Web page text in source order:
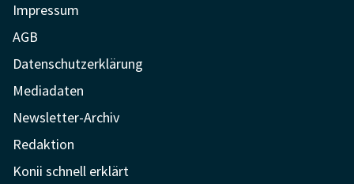
Impressum
AGB
Datenschutzerklärung
Mediadaten
Newsletter-Archiv
Redaktion
Konii schnell erklärt